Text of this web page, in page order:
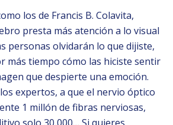
los de Francis B. Colavita,
presta más atención a lo visual
personas olvidarán lo que dijiste,
más tiempo cómo las hiciste sentir
que despierte una emoción.
expertos, a que el nervio óptico
1 millón de fibras nerviosas,